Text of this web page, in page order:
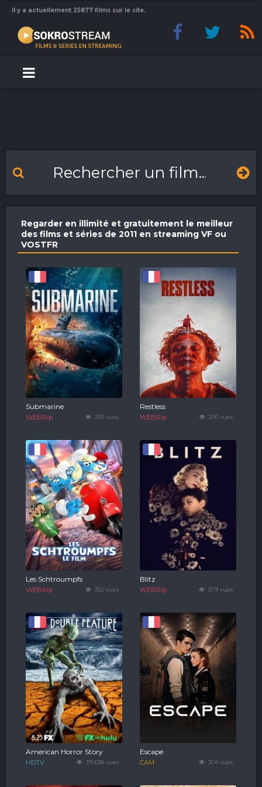
Il y a actuellement 25877 films sur le site.
Regarder en illimité et gratuitement le meilleur
des films et séries de 2011 en streaming VF ou
VOSTFR
253 vues
Submarine
WEBRip 291 vues
Restless
WEBRip
352 vues
Les Schtroumpfs
WEBRip 379 vues
Blitz
WEBRip
39 638 vues
American Horror Story
HDTV 304 vues
Escape
CAM